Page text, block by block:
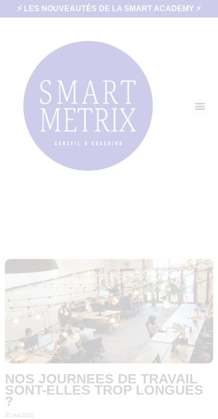
⚡ LES NOUVEAUTÉS DE LA SMART ACADEMY ⚡
NOS JOURNEES DE TRAVAIL
SONT-ELLES TROP LONGUES
?
31 mai 2021